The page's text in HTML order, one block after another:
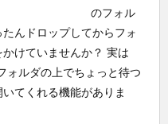
のフォル
んドロップしてからフォ
けていませんか？ 実は
ォルダの上でちょっと待つ
てくれる機能がありま